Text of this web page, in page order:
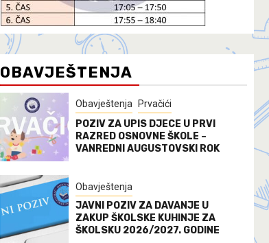
OBAVJEŠTENJA
Obavještenja Prvačići
POZIV ZA UPIS DJECE U PRVI
RAZRED OSNOVNE ŠKOLE –
VANREDNI AUGUSTOVSKI ROK
Obavještenja
JAVNI POZIV ZA DAVANJE U
ZAKUP ŠKOLSKE KUHINJE ZA
ŠKOLSKU 2026/2027. GODINE